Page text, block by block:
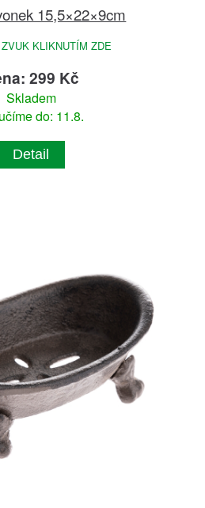
15,5×22×9cm
KLIKNUTÍM ZDE
299 Kč
Skladem
do: 11.8.
Detail